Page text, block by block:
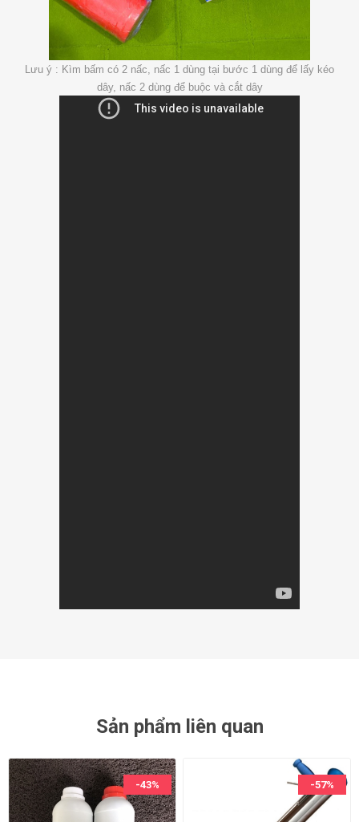
Lưu ý : Kìm bấm có 2 nấc, nấc 1 dùng tại bước 1 dùng để lấy kéo
dây, nấc 2 dùng để buộc và cắt dây
Sản phẩm liên quan
-43% -57%